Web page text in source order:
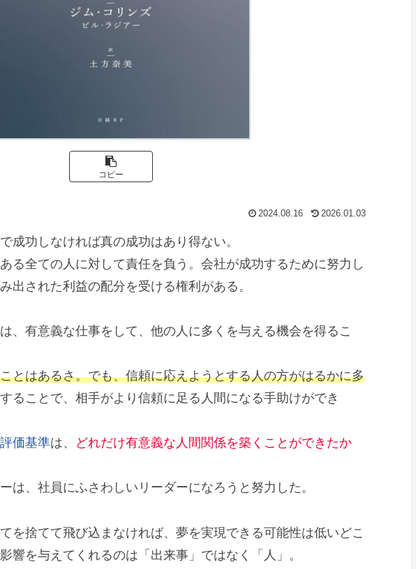
コピー
2024.08.16 2026.01.03
成功しなければ真の成功はあり得ない。
る全ての人に対して責任を負う。会社が成功するために努力し
出された利益の配分を受ける権利がある。
、有意義な仕事をして、他の人に多くを与える機会を得るこ
とはあるさ。でも、信頼に応えようとする人の方がはるかに多
ることで、相手がより信頼に足る人間になる手助けができ
価基準は、 どれだけ有意義な人間関係を築くことができたか
は、社員にふさわしいリーダーになろうと努力した。
を捨てて飛び込まなければ、夢を実現できる可能性は低いどこ
響を与えてくれるのは「出来事」ではなく「人」。